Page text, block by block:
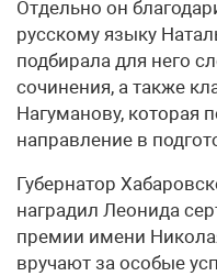
Отдельно он
русскому языку
подбирала для него
сочинения, а также
Нагуманову, которая
направление в
Губернатор
наградил Леонида
премии имени
вручают за особые